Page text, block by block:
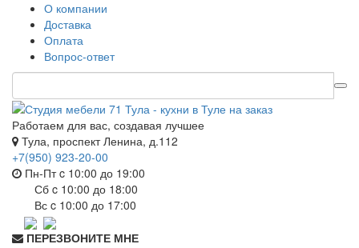
О компании
Доставка
Оплата
Вопрос-ответ
Работаем для вас, создавая лучшее
Тула, проспект Ленина, д.112
+7(950) 923-20-00
Пн-Пт c 10:00 до 19:00
Сб c 10:00 до 18:00
Вс c 10:00 до 17:00
ПЕРЕЗВОНИТЕ МНЕ